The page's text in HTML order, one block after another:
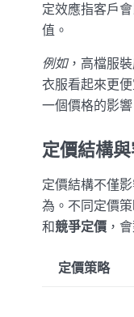
定效應指客戶
值。
例如，高檔服
衣服看起來更
一個價格的影響
定價結構
定價結構不僅
為。不同定價
和競爭定價 ，
定價策略